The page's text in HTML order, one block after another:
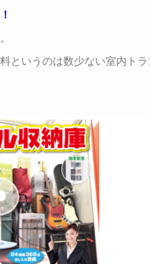
というのは数少ない室内ト